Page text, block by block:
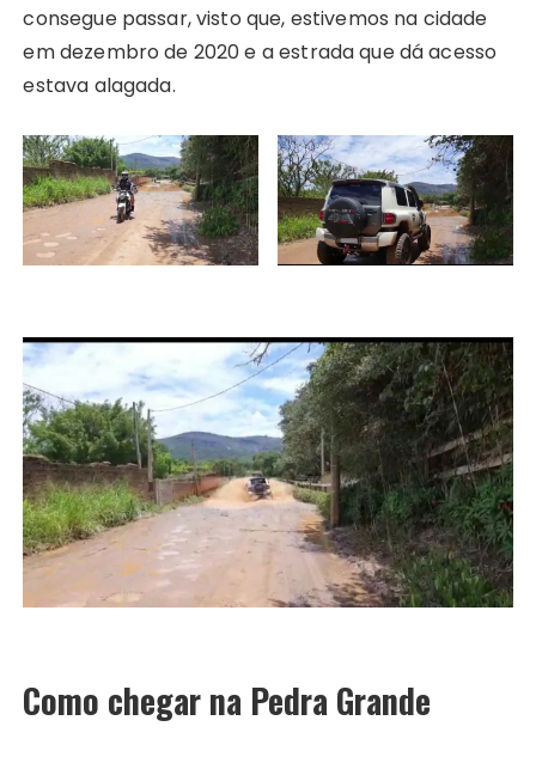
consegue passar, visto que, estivemos na cidade
em dezembro de 2020 e a estrada que dá acesso
estava alagada.
Como chegar na Pedra Grande